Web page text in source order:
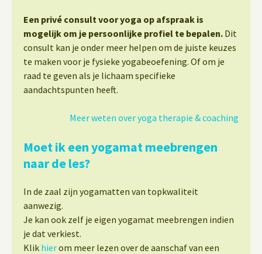
Een privé consult voor yoga op afspraak is
mogelijk om je persoonlijke profiel te bepalen. Dit
consult kan je onder meer helpen om de juiste keuzes
te maken voor je fysieke yogabeoefening. Of om je
raad te geven als je lichaam specifieke
aandachtspunten heeft.
Meer weten over yoga therapie & coaching
Moet ik een yogamat meebrengen
naar de les?
In de zaal zijn yogamatten van topkwaliteit
aanwezig.
Je kan ook zelf je eigen yogamat meebrengen indien
je dat verkiest.
Klik hierom meer lezen over de aanschaf van een